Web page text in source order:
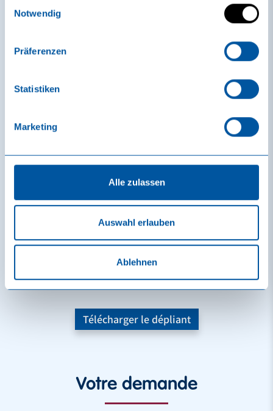
Notwendig
Präferenzen
Statistiken
Marketing
Alle zulassen
Auswahl erlauben
Ablehnen
Des collaborateurs motivés et en bonne santé sont le capital
le plus précieux d'une entreprise. Avec le rabais pour les
possibilité de se détendre régulièrement, de faire le plein
d'énergie et d'augmenter durablement leur bien-être.
Dans le cadre de la promotion de la santé en entreprise, les
collaborateurs de votre entreprise bénéficient, sur
sur toutes les entrées individuelles régulières
au sole uno.
Cela permet de compenser de manière détendue le quotidien
moment.
L'offre est valable pour les entreprises et organisations à
partir de 250 collaborateurs et constitue un élément idéal
d'une gestion moderne de la santé.
Télécharger le dépliant
Votre demande